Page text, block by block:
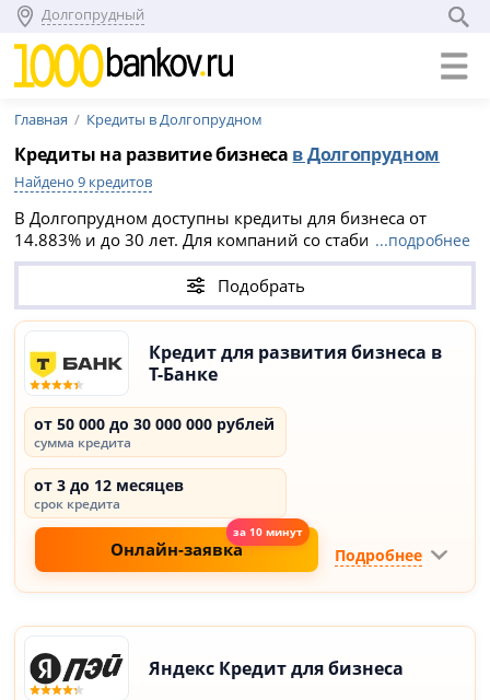
Долгопрудный
Главная Кредиты в Долгопрудном
Кредиты на развитие бизнеса в Долгопрудном
Найдено 9 кредитов
В Долгопрудном доступны кредиты для бизнеса от
14.883% и до 30 лет. Для компаний со стабильными
оборотами можнооткрыть расчетный счет с
или оформитьбанковскую гарантию
гос. контрактов по 44-ФЗ или 223-ФЗ.
...подробнее
Подобрать
Кредит для развития бизнеса в
Т-Банке
от 50 000 до 30 000 000 рублей
сумма кредита
от 3 до 12 месяцев
срок кредита
Онлайн-заявка Подробнее
Яндекс Кредит для бизнеса